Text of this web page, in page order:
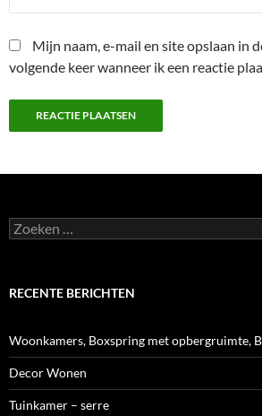
Mijn naam, e-mail en site opslaan in
volgende keer wanneer ik een reactie
Zoeken
naar:
RECENTE BERICHTEN
Woonkamers, Boxspring met opbergruimte,
Decor Wonen
Tuinkamer – serre